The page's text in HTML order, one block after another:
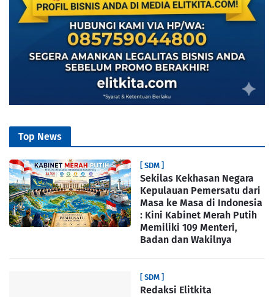
Top News
[ SDM ]
Sekilas Kekhasan Negara
Kepulauan Pemersatu dari
Masa ke Masa di Indonesia
: Kini Kabinet Merah Putih
Memiliki 109 Menteri,
Badan dan Wakilnya
[ SDM ]
Redaksi Elitkita